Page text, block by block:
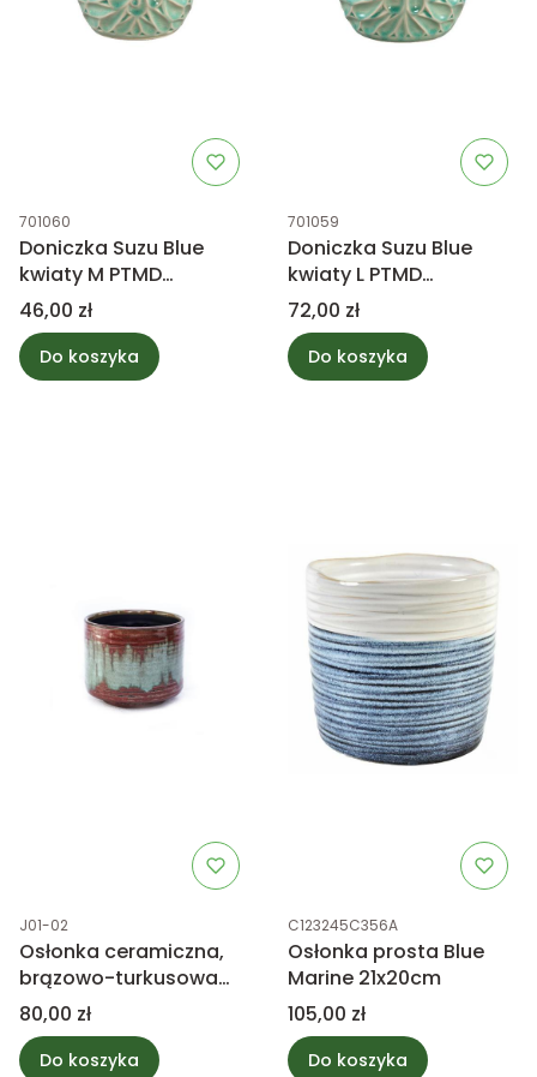
Kod produktu
701060
Doniczka Suzu Blue
kwiaty M PTMD
Collection
Cena
46,00 zł
Do koszyka
Kod produktu
701059
Doniczka Suzu Blue
kwiaty L PTMD
Collection
Cena
72,00 zł
Do koszyka
Kod produktu
J01-02
Osłonka ceramiczna,
brązowo-turkusowa
21cm
Cena
80,00 zł
Do koszyka
Kod produktu
C123245C356A
Osłonka prosta Blue
Marine 21x20cm
Cena
105,00 zł
Do koszyka